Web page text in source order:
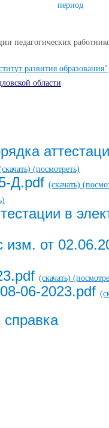
период
педагогических
развития образования"
области
(посмотреть)
Д.pdf (скачать)
в
изм. от
(скачать)
06-2023.pdf